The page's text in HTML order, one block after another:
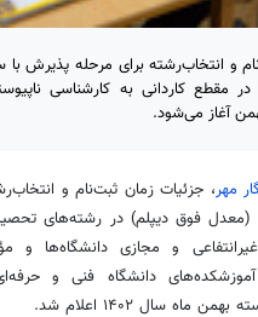
و انتخاب‌رشته برای مرحله پذیرش
مهر، جزئیات زمان ثبت‌نام و
فوق دیپلم) در رشته‌های
و مجازی دانشگاه‌ها
دانشگاه فنی و
ماه سال ۱۴۰۲ اعلام شد.